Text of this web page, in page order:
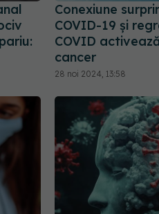
Conexiune
COVID-19 și
COVID
cancer
28 noi 2024, 13:58